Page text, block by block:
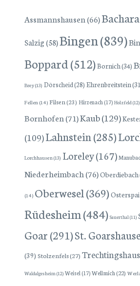
Assmannshausen (66)
Salzig(58)Bingen(839)
Boppard(512)Bornich(34)
Brey(13) Dörscheid(28) Ehrenbreitstein
Fellen (14) Filsen(23) Hirzenach(17) Holzfeld(12)
Bornhofen (71)Kaub(129)
(109)Lahnstein(285)
Lorchhausen(13) Loreley(167)
Niederheimbach (76)Oberdiebach
(14) Oberwesel(369)Osterspai
Rüdesheim(484) Sauerthal(11)
Goar(291)St.
(39) Stolzenfels(27)
Waldalgesheim(12) Weisel(17)Wellmich (22)